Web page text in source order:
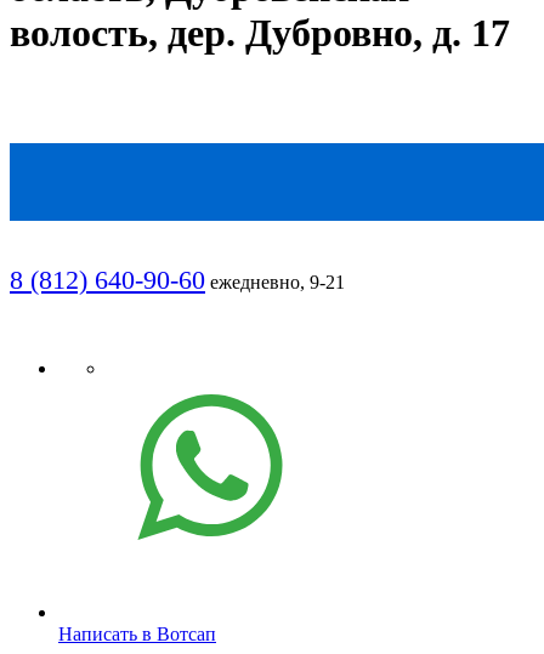
8 (812) 640-90-60 ежедневно, 9-21
Написать в Вотсап
волость, дер. Дубровно, д. 17